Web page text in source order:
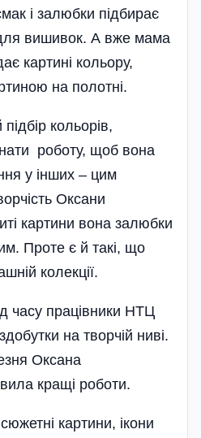
і залюбки підбирає
вишивок. А вже мама
картині кольору,
на полотні.
кольорів,
роботу, щоб вона
у інших – цим
Оксани
картини вона залюбки
Проте є й такі, що
колекції.
часу працівники НТЦ
на творчій ниві.
Оксана
кращі роботи.
сюжетні картини, ікони